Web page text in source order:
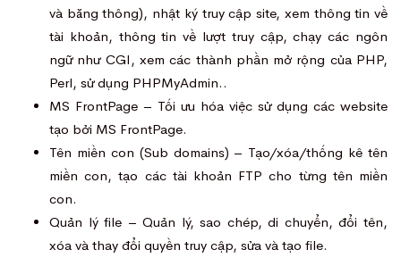
và băng thông), nhật ký truy cập site, xem thông tin về
tài khoản, thông tin về lượt truy cập, chạy các ngôn
ngữ như CGI, xem các thành phần mở rộng của PHP,
Perl, sử dụng PHPMyAdmin..
MS FrontPage – Tối ưu hóa việc sử dụng các website
tạo bởi MS FrontPage.
Tên miền con (Sub domains) – Tạo/xóa/thống kê tên
miền con, tạo các tài khoản FTP cho từng tên miền
con.
Quản lý file – Quản lý, sao chép, di chuyển, đổi tên,
xóa và thay đổi quyền truy cập, sửa và tạo file.